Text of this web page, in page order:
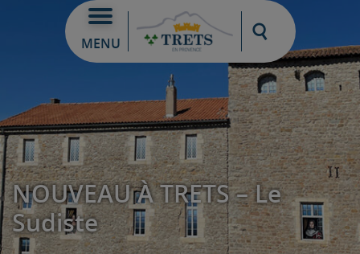
MENU
Moteur de
NOUVEAU À TRETS – Le
Sudiste